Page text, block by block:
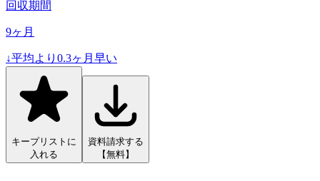
回収期間
9ヶ月
↓平均より 0.3ヶ月早い
キープリストに
入れる
資料請求する
【無料】